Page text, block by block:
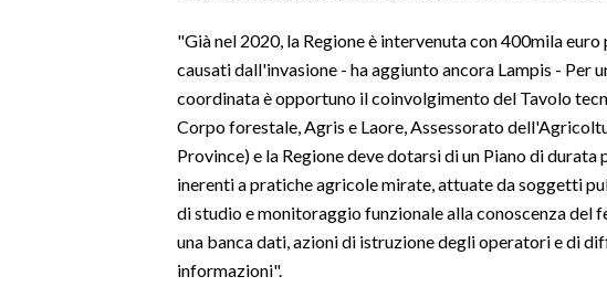
"Già nel 2020, la Regione è intervenuta con 400mila
causati dall'invasione - ha aggiunto ancora Lampis - Per
coordinata è opportuno il coinvolgimento del Tavolo
Corpo forestale, Agris e Laore, Assessorato
Province) e la Regione deve dotarsi di un Piano di
inerenti a pratiche agricole mirate, attuate da soggetti
di studio e monitoraggio funzionale alla conoscenza del
una banca dati, azioni di istruzione degli operatori e di
informazioni".